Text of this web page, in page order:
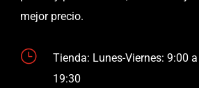
mejor precio.
}
Tienda: Lunes-Viernes: 9:00
19:30